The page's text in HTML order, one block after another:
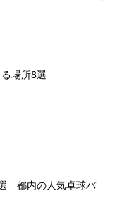
場所8選
都内の人気卓球バ